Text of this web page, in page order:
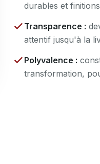
durables et
Transparence :
attentif jusqu'à la
Polyvalence :
transformation,